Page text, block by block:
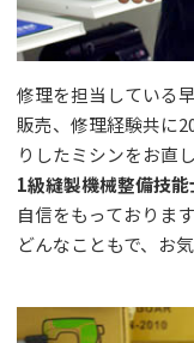
修理を担当している
販売、修理経験共に
りしたミシンをお直
1級縫製機械整備技能
自信をもっております
どんなこともで、お